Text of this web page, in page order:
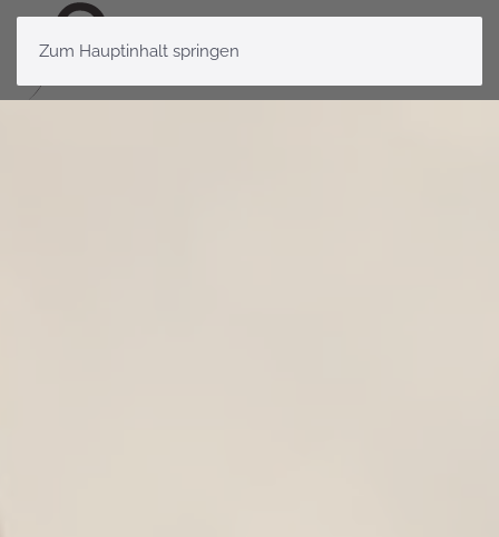
Zum Hauptinhalt springen